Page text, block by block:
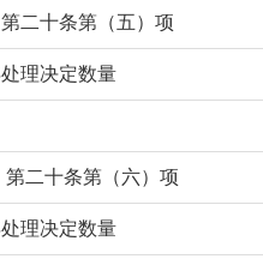
第二十条第（五）项
理决定数量
第二十条第（六）项
理决定数量